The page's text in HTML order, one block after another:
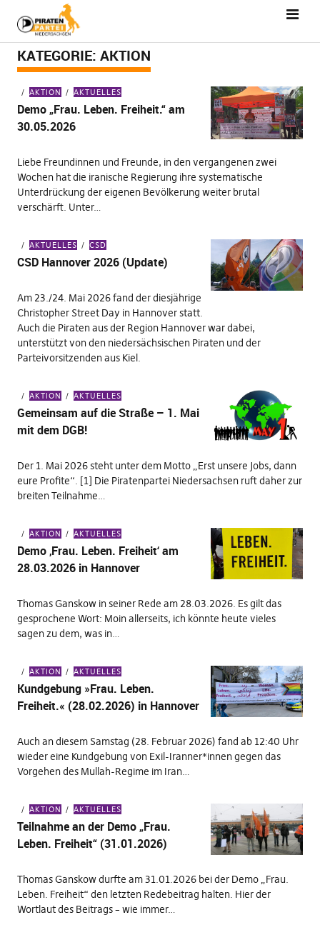
KATEGORIE: AKTION
AKTION AKTUELLES
Demo „Frau. Leben. Freiheit.“ am
30.05.2026
Liebe Freundinnen und Freunde, in den vergangenen zwei
Wochen hat die iranische Regierung ihre systematische
Unterdrückung der eigenen Bevölkerung weiter brutal
verschärft. Unter…
AKTUELLES CSD
CSD Hannover 2026 (Update)
Am 23./24. Mai 2026 fand der diesjährige
Christopher Street Day in Hannover statt.
Auch die Piraten aus der Region Hannover war dabei,
unterstützt von den niedersächsischen Piraten und der
Parteivorsitzenden aus Kiel.
AKTION AKTUELLES
Gemeinsam auf die Straße – 1. Mai
mit dem DGB!
Der 1. Mai 2026 steht unter dem Motto „Erst unsere Jobs, dann
eure Profite“. [1] Die Piratenpartei Niedersachsen ruft daher zur
breiten Teilnahme…
AKTION AKTUELLES
Demo ‚Frau. Leben. Freiheit‘ am
28.03.2026 in Hannover
Thomas Ganskow in seiner Rede am 28.03.2026. Es gilt das
gesprochene Wort: Moin allerseits, ich könnte heute vieles
sagen zu dem, was in…
AKTION AKTUELLES
Kundgebung »Frau. Leben.
Freiheit.« (28.02.2026) in Hannover
Auch an diesem Samstag (28. Februar 2026) fand ab 12:40 Uhr
wieder eine Kundgebung von Exil-Iranner*innen gegen das
Vorgehen des Mullah-Regime im Iran…
AKTION AKTUELLES
Teilnahme an der Demo „Frau.
Leben. Freiheit“ (31.01.2026)
Thomas Ganskow durfte am 31.01.2026 bei der Demo „Frau.
Leben. Freiheit“ den letzten Redebeitrag halten. Hier der
Wortlaut des Beitrags – wie immer…